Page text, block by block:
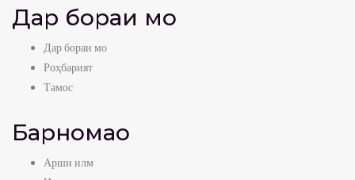
Дар бораи мо
Дар бораи мо
Роҳбарият
Тамос
Барномаҳо
Арши илм